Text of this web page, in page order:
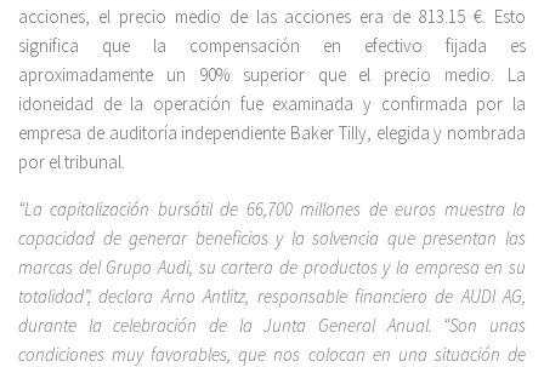
acciones, el precio medio de las acciones era de 813.15 €. Esto
significa que la compensación en efectivo fijada es
aproximadamente un 90% superior que el precio medio. La
idoneidad de la operación fue examinada y confirmada por la
empresa de auditoría independiente Baker Tilly, elegida y nombrada
por el tribunal.
“La capitalización bursátil de 66,700 millones de euros muestra la
capacidad de generar beneficios y la solvencia que presentan las
marcas del Grupo Audi, su cartera de productos y la empresa en su
totalidad”, declara Arno Antlitz, responsable financiero de AUDI AG,
durante la celebración de la Junta General Anual. “Son unas
condiciones muy favorables, que nos colocan en una situación de